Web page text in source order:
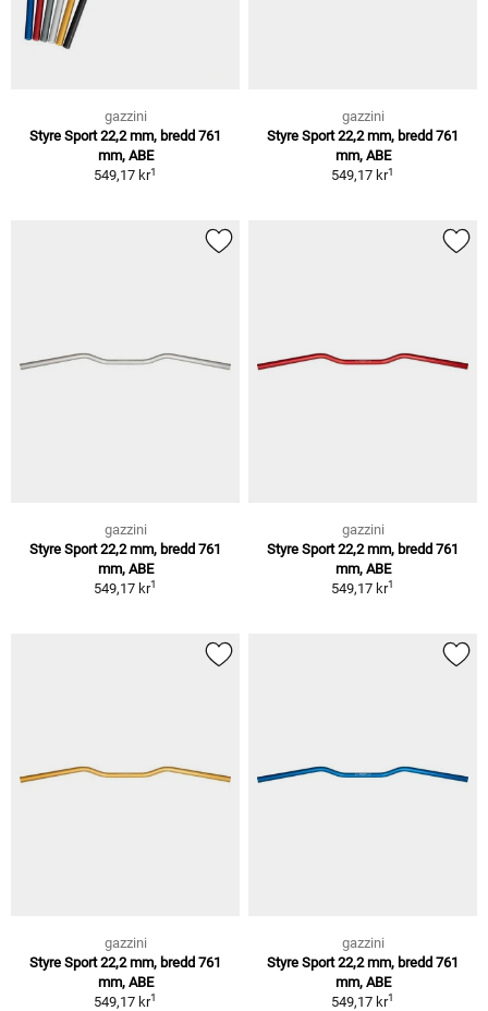
gazzini
Styre Sport 22,2 mm, bredd 761
mm, ABE
549,17 kr1
gazzini
Styre Sport 22,2 mm, bredd 761
mm, ABE
549,17 kr1
gazzini
Styre Sport 22,2 mm, bredd 761
mm, ABE
549,17 kr1
gazzini
Styre Sport 22,2 mm, bredd 761
mm, ABE
549,17 kr1
gazzini
Styre Sport 22,2 mm, bredd 761
mm, ABE
549,17 kr1
gazzini
Styre Sport 22,2 mm, bredd 761
mm, ABE
549,17 kr1